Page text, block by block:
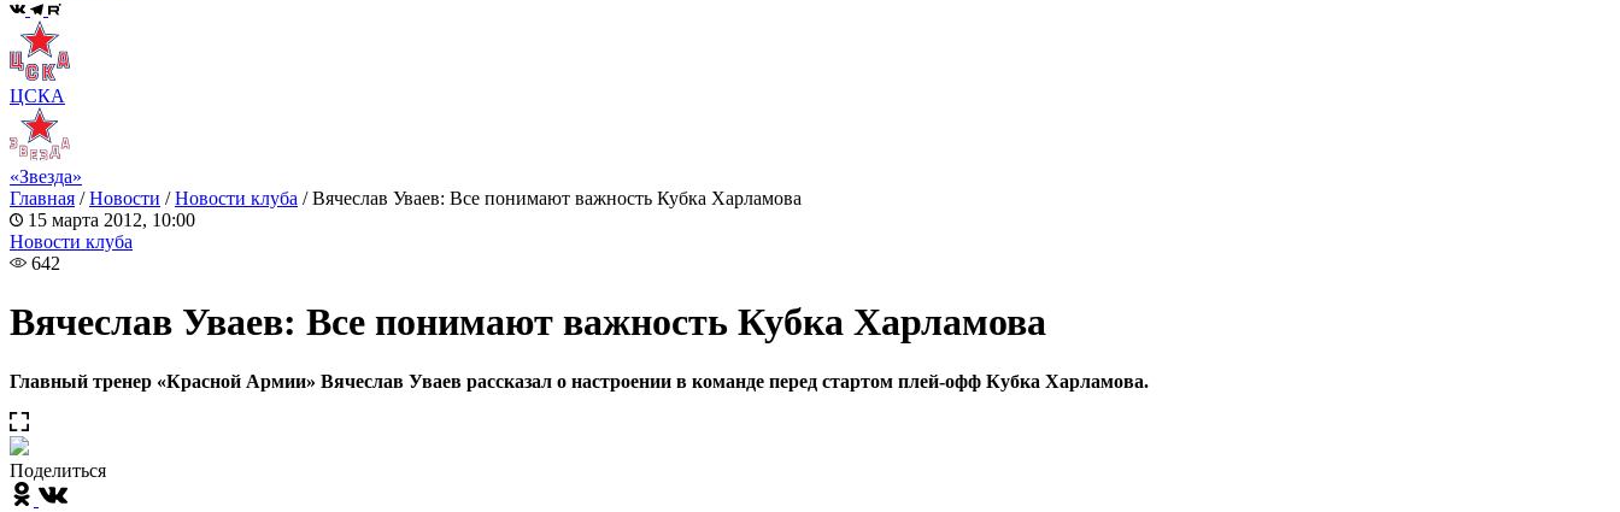
ЦСКА
«Звезда»
Главная /Новости /Новости клуба /Вячеслав Уваев: Все понимают важность Кубка Харламова
15 марта 2012, 10:00
Новости клуба
642
Вячеслав Уваев: Все понимают важность Кубка Харламова
Главный тренер «Красной Армии» Вячеслав Уваев рассказал о настроении в команде перед стартом плей-офф Кубка Харламова.
Поделиться